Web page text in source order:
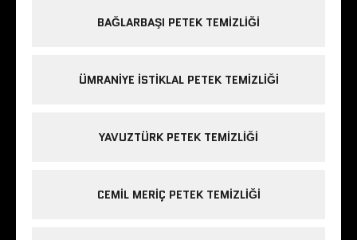
BAĞLARBAŞI PETEK TEMIZLIĞI
ÜMRANIYE ISTIKLAL PETEK TEMIZLIĞI
YAVUZTÜRK PETEK TEMIZLIĞI
CEMIL MERIÇ PETEK TEMIZLIĞI